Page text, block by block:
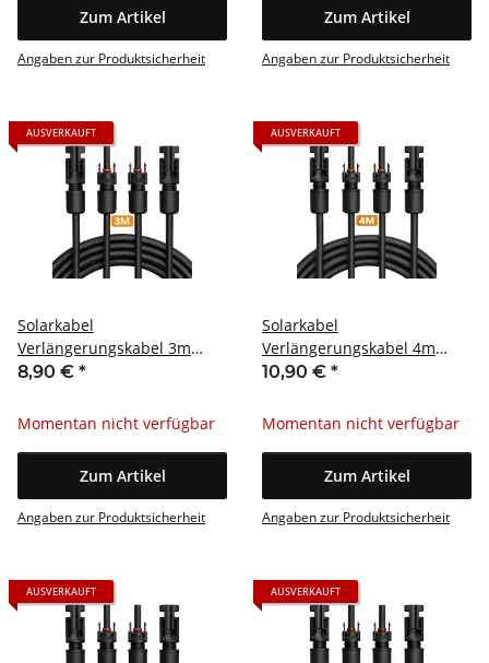
Zum Artikel
Angaben zur Produktsicherheit
Zum Artikel
Angaben zur Produktsicherheit
AUSVERKAUFT
Solarkabel
Verlängerungskabel 3m
8,90 € *
Momentan nicht verfügbar
Zum Artikel
Angaben zur Produktsicherheit
AUSVERKAUFT
Solarkabel
Verlängerungskabel 4m
10,90 € *
Momentan nicht verfügbar
Zum Artikel
Angaben zur Produktsicherheit
AUSVERKAUFT AUSVERKAUFT